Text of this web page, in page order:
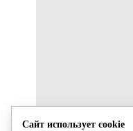
Сайт использует cookie